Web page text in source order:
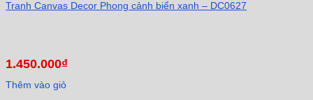
Tranh Canvas Decor Phong cảnh biển xanh – DC0627
1.450.000₫
Thêm vào giỏ